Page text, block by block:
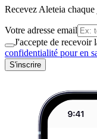
Recevez Aleteia
Votre adresse email
J'accepte de recevoir
confidentialité pour en
S'inscrire